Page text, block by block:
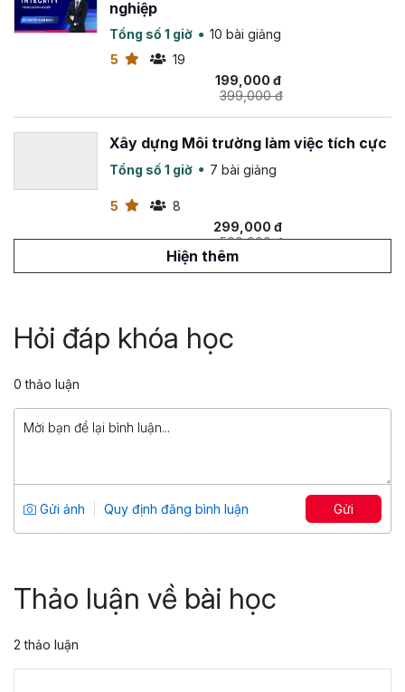
nghiệp
Tổng số 1 giờ
10 bài giảng
5
19
199,000 đ
399,000 đ
Xây dựng Môi trường làm việc tích cực
Tổng số 1 giờ 7 bài giảng
5
8
299,000 đ
500,000 đ
5
Thiết kế & triển khai hội thảo văn hóa
Tổng số 2 giờ
29 bài giảng
0
5
499,000 đ
Hiện thêm
Hỏi đáp khóa học
0 thảo luận
Gửi ảnh Quy định đăng bình luận Gửi
Thảo luận về bài học
2 thảo luận